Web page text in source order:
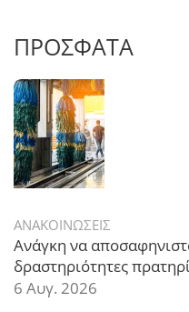
ΠΡΟΣΦΑΤΑ
ΑΝΑΚΟΙΝΩΣΕΙΣ
Ανάγκη να
δραστηριότητες
6 Αυγ. 2026